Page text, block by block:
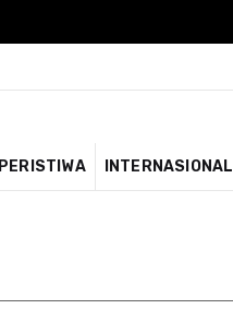
PERISTIWA INTERNASIONAL